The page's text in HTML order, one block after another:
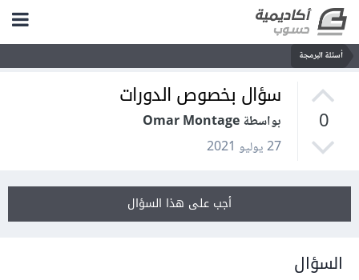
أسئلة البرمجة
0
سؤال بخصوص الدورات
بواسطة Omar Montage
27 يوليو 2021
أجب على هذا السؤال
السؤال